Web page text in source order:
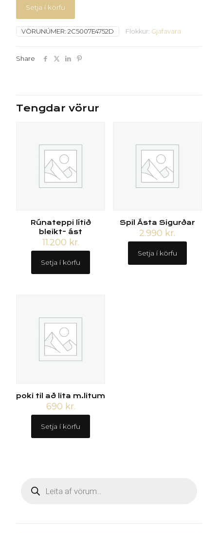
Setja í körfu
VÖRUNÚMER: 2C5007E4752D Flokkur: Gjafavara
Share
Tengdar vörur
Rúnateppi lítið
bleikt- ást
11.200 kr.
Setja í körfu
Spil Ásta Sigurðar
2.990 kr.
Setja í körfu
poki til að lita m.litum
690 kr.
Setja í körfu
search